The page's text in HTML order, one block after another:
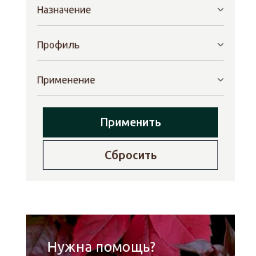
Назначение
Профиль
Применение
Применить
Сбросить
Нужна помощь?